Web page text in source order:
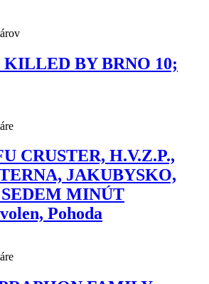
KILLED BY BRNO 10;
CRUSTER, H.V.Z.P.,
JAKUBYSKO,
MINÚT
Pohoda